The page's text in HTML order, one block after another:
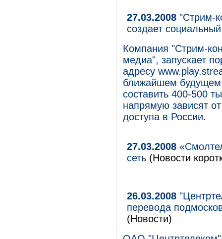
27.03.2008 "Стрим-
создает
Компания "Стрим-
медиа", запускает
адресу
ближайшем будущем
составить 400-500
напрямую зависят
доступа в России.
27.03.2008
сеть (Новости
26.03.2008
перевода
(Новости)